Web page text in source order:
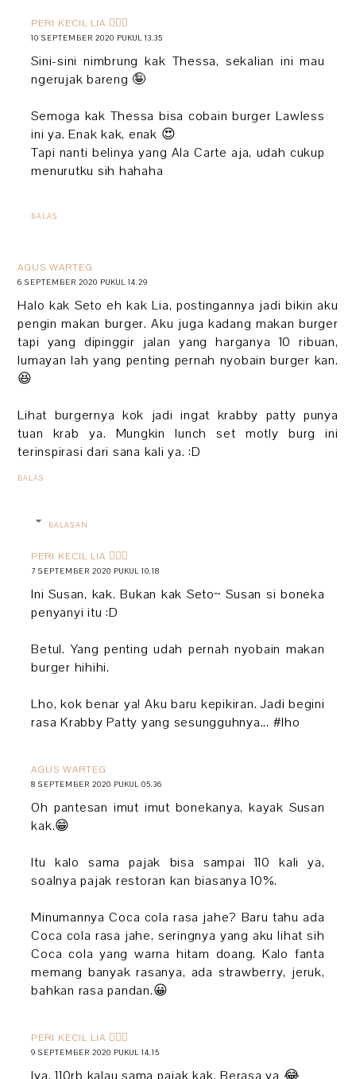
PERI KECIL LIA 🧚🏻‍♀️
10 SEPTEMBER 2020 PUKUL 13.35
Sini-sini nimbrung kak Thessa, sekalian ini mau
ngerujak bareng 🤪
Semoga kak Thessa bisa cobain burger Lawless
ini ya. Enak kak, enak 😍
Tapi nanti belinya yang Ala Carte aja, udah cukup
menurutku sih hahaha
BALAS
AGUS WARTEG
6 SEPTEMBER 2020 PUKUL 14.29
Halo kak Seto eh kak Lia, postingannya jadi bikin aku
pengin makan burger. Aku juga kadang makan burger
tapi yang dipinggir jalan yang harganya 10 ribuan,
lumayan lah yang penting pernah nyobain burger kan.
😆
Lihat burgernya kok jadi ingat krabby patty punya
tuan krab ya. Mungkin lunch set motly burg ini
terinspirasi dari sana kali ya. :D
BALAS
BALASAN
PERI KECIL LIA 🧚🏻‍♀️
7 SEPTEMBER 2020 PUKUL 10.18
Ini Susan, kak. Bukan kak Seto~ Susan si boneka
penyanyi itu :D
Betul. Yang penting udah pernah nyobain makan
burger hihihi.
Lho, kok benar ya! Aku baru kepikiran. Jadi begini
rasa Krabby Patty yang sesungguhnya... #lho
AGUS WARTEG
8 SEPTEMBER 2020 PUKUL 05.36
Oh pantesan imut imut bonekanya, kayak Susan
kak.😁
Itu kalo sama pajak bisa sampai 110 kali ya,
soalnya pajak restoran kan biasanya 10%.
Minumannya Coca cola rasa jahe? Baru tahu ada
Coca cola rasa jahe, seringnya yang aku lihat sih
Coca cola yang warna hitam doang. Kalo fanta
memang banyak rasanya, ada strawberry, jeruk,
bahkan rasa pandan.😀
PERI KECIL LIA 🧚🏻‍♀️
9 SEPTEMBER 2020 PUKUL 14.15